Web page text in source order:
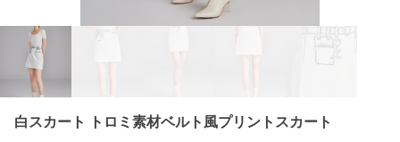
白スカート トロミ素材ベルト風プリントスカート